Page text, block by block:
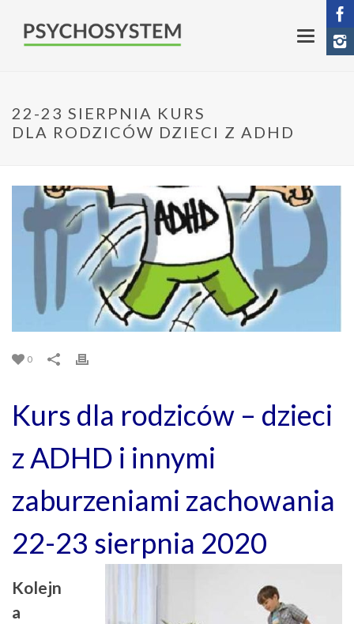
22-23 SIERPNIA KURS
DLA RODZICÓW DZIECI Z ADHD
0
Kurs dla rodziców – dzieci
z ADHD i innymi
zaburzeniami zachowania
22-23 sierpnia 2020
Kolejn
a